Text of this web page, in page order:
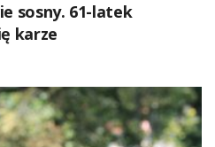
sosny. 61-latek
karze